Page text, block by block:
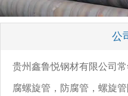
公
贵州鑫鲁悦钢材有限公司
腐螺旋管，防腐管，螺旋